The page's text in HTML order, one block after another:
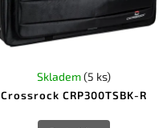
Crossrock CRP300TSBK-R
Skladem(5 ks)